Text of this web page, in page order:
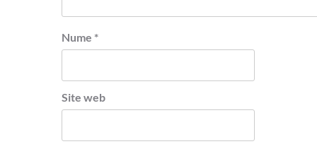
Nume *
Site web